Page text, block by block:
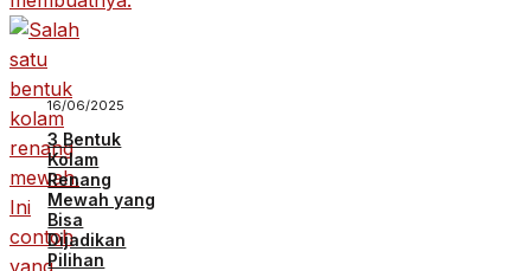
16/06/2025
3 Bentuk
Kolam
Renang
Mewah yang
Bisa
Dijadikan
Pilihan